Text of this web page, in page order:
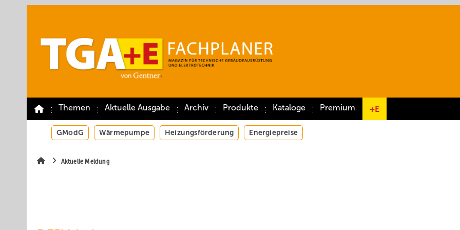
Themen Aktuelle Ausgabe Archiv Produkte Kataloge Premium +E
GModG Wärmepumpe Heizungsförderung Energiepreise
Aktuelle Meldung